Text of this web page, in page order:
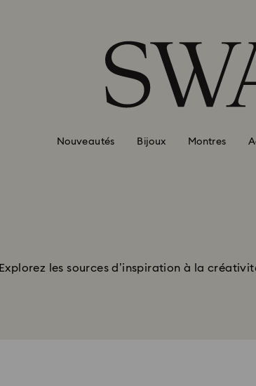
Nouveautés Bijoux Montres
Explorez les sources d’inspiration à la